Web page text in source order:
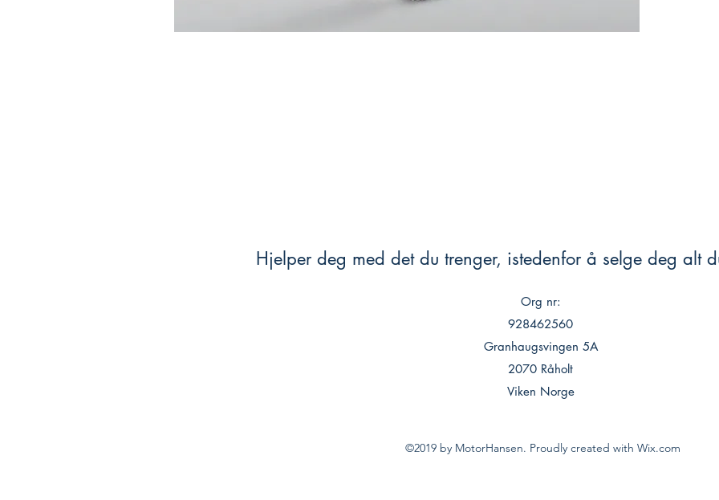
Hjelper deg med det du trenger, istedenfor å selge deg alt
Org nr:
928462560
Granhaugsvingen 5A
2070 Råholt
Viken Norge
©2019 by MotorHansen. Proudly created with Wix.com